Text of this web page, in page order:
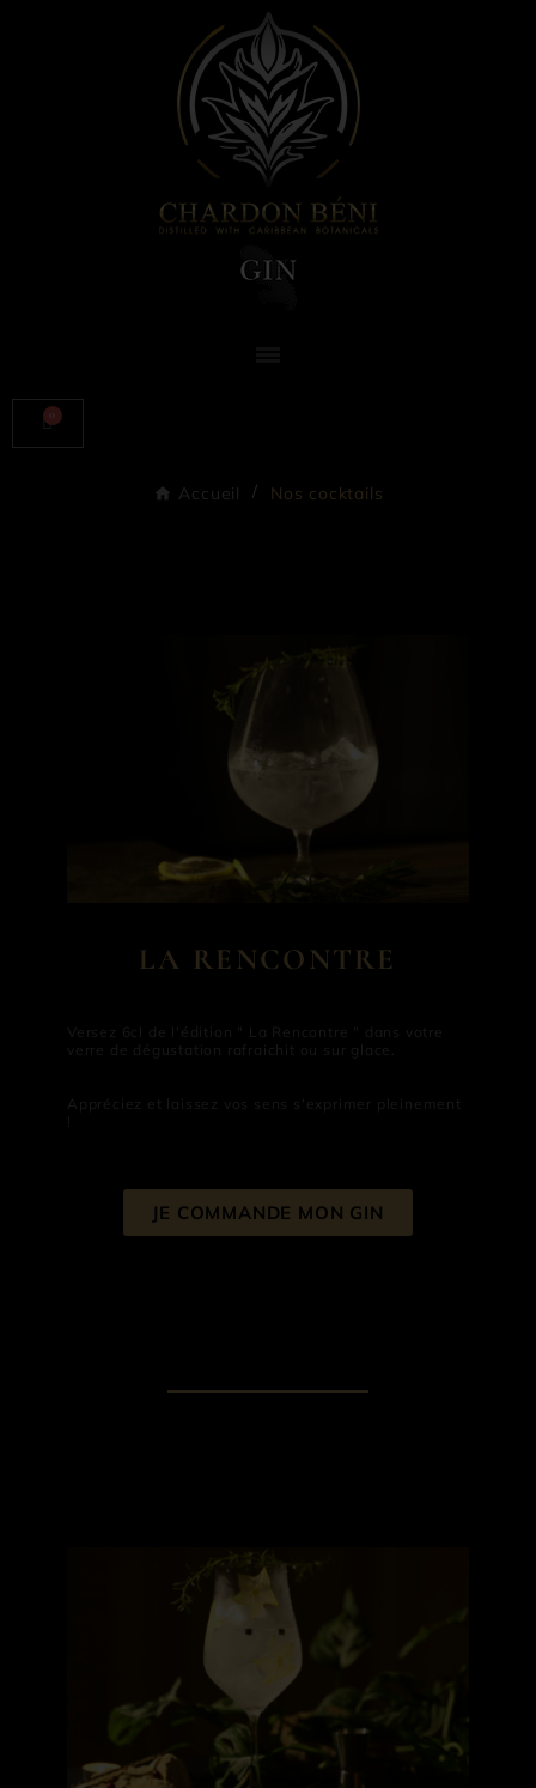
Accueil Nos cocktails
LA RENCONTRE
Versez 6cl de l'édition " La Rencontre " dans votre
verre de dégustation rafraichit ou sur glace.
Appréciez et laissez vos sens s'exprimer pleinement
JE COMMANDE MON GIN